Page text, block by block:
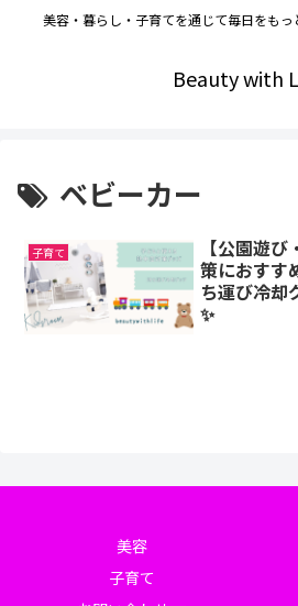
美容・暮らし・子育てを通じて毎日をも
Beauty with
ベビーカー
子育て
【公園遊
策におすす
ち運び冷却
✨
美容
子育て